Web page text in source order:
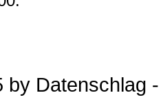
Datenschlag